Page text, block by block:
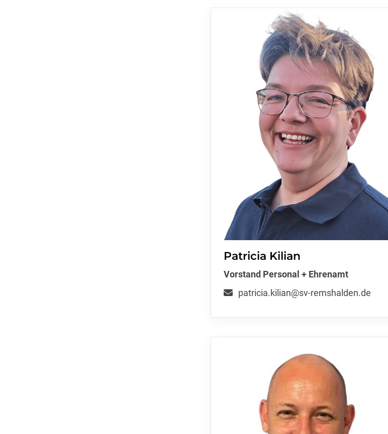
Patricia Kilian
Vorstand Personal + Ehrenamt
patricia.kilian@sv-remshalden.de
Mitglieder-Service
Alles zur Mitgliedschaft
Downloads
Termine
Fragen & Antworten